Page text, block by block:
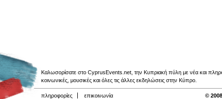
Καλωσορίσατε στο CyprusEvents.net, την Κυπριακή πύλη με νέα και
κοινωνικές, μουσικές και όλες τις άλλες εκδηλώσεις στην Κύπρο.
πληροφορίες επικοινωνία ©